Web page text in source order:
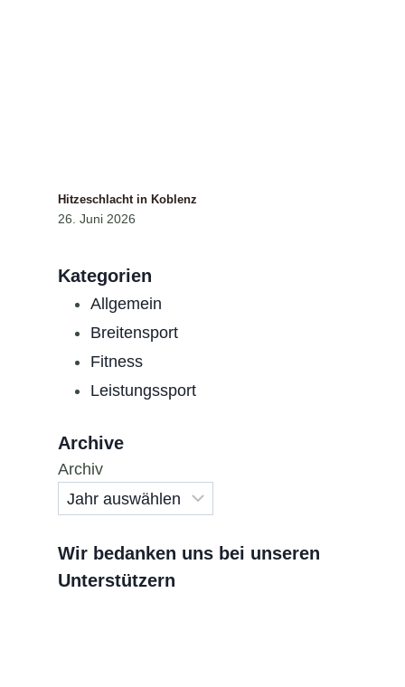
Hitzeschlacht in Koblenz
26. Juni 2026
Kategorien
Allgemein
Breitensport
Fitness
Leistungssport
Archive
Archiv
Wir bedanken uns bei unseren
Unterstützern